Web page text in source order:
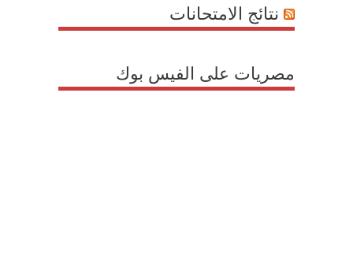
نتائج الامتحانات
مصريات على الفيس بوك